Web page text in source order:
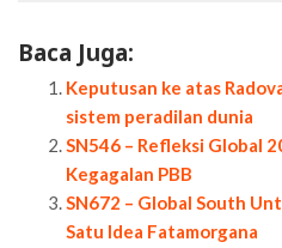
Baca Juga:
Keputusan ke atas
sistem peradilan dunia
SN546 – Refleksi Global
Kegagalan PBB
SN672 – Global South
Satu Idea Fatamorgana